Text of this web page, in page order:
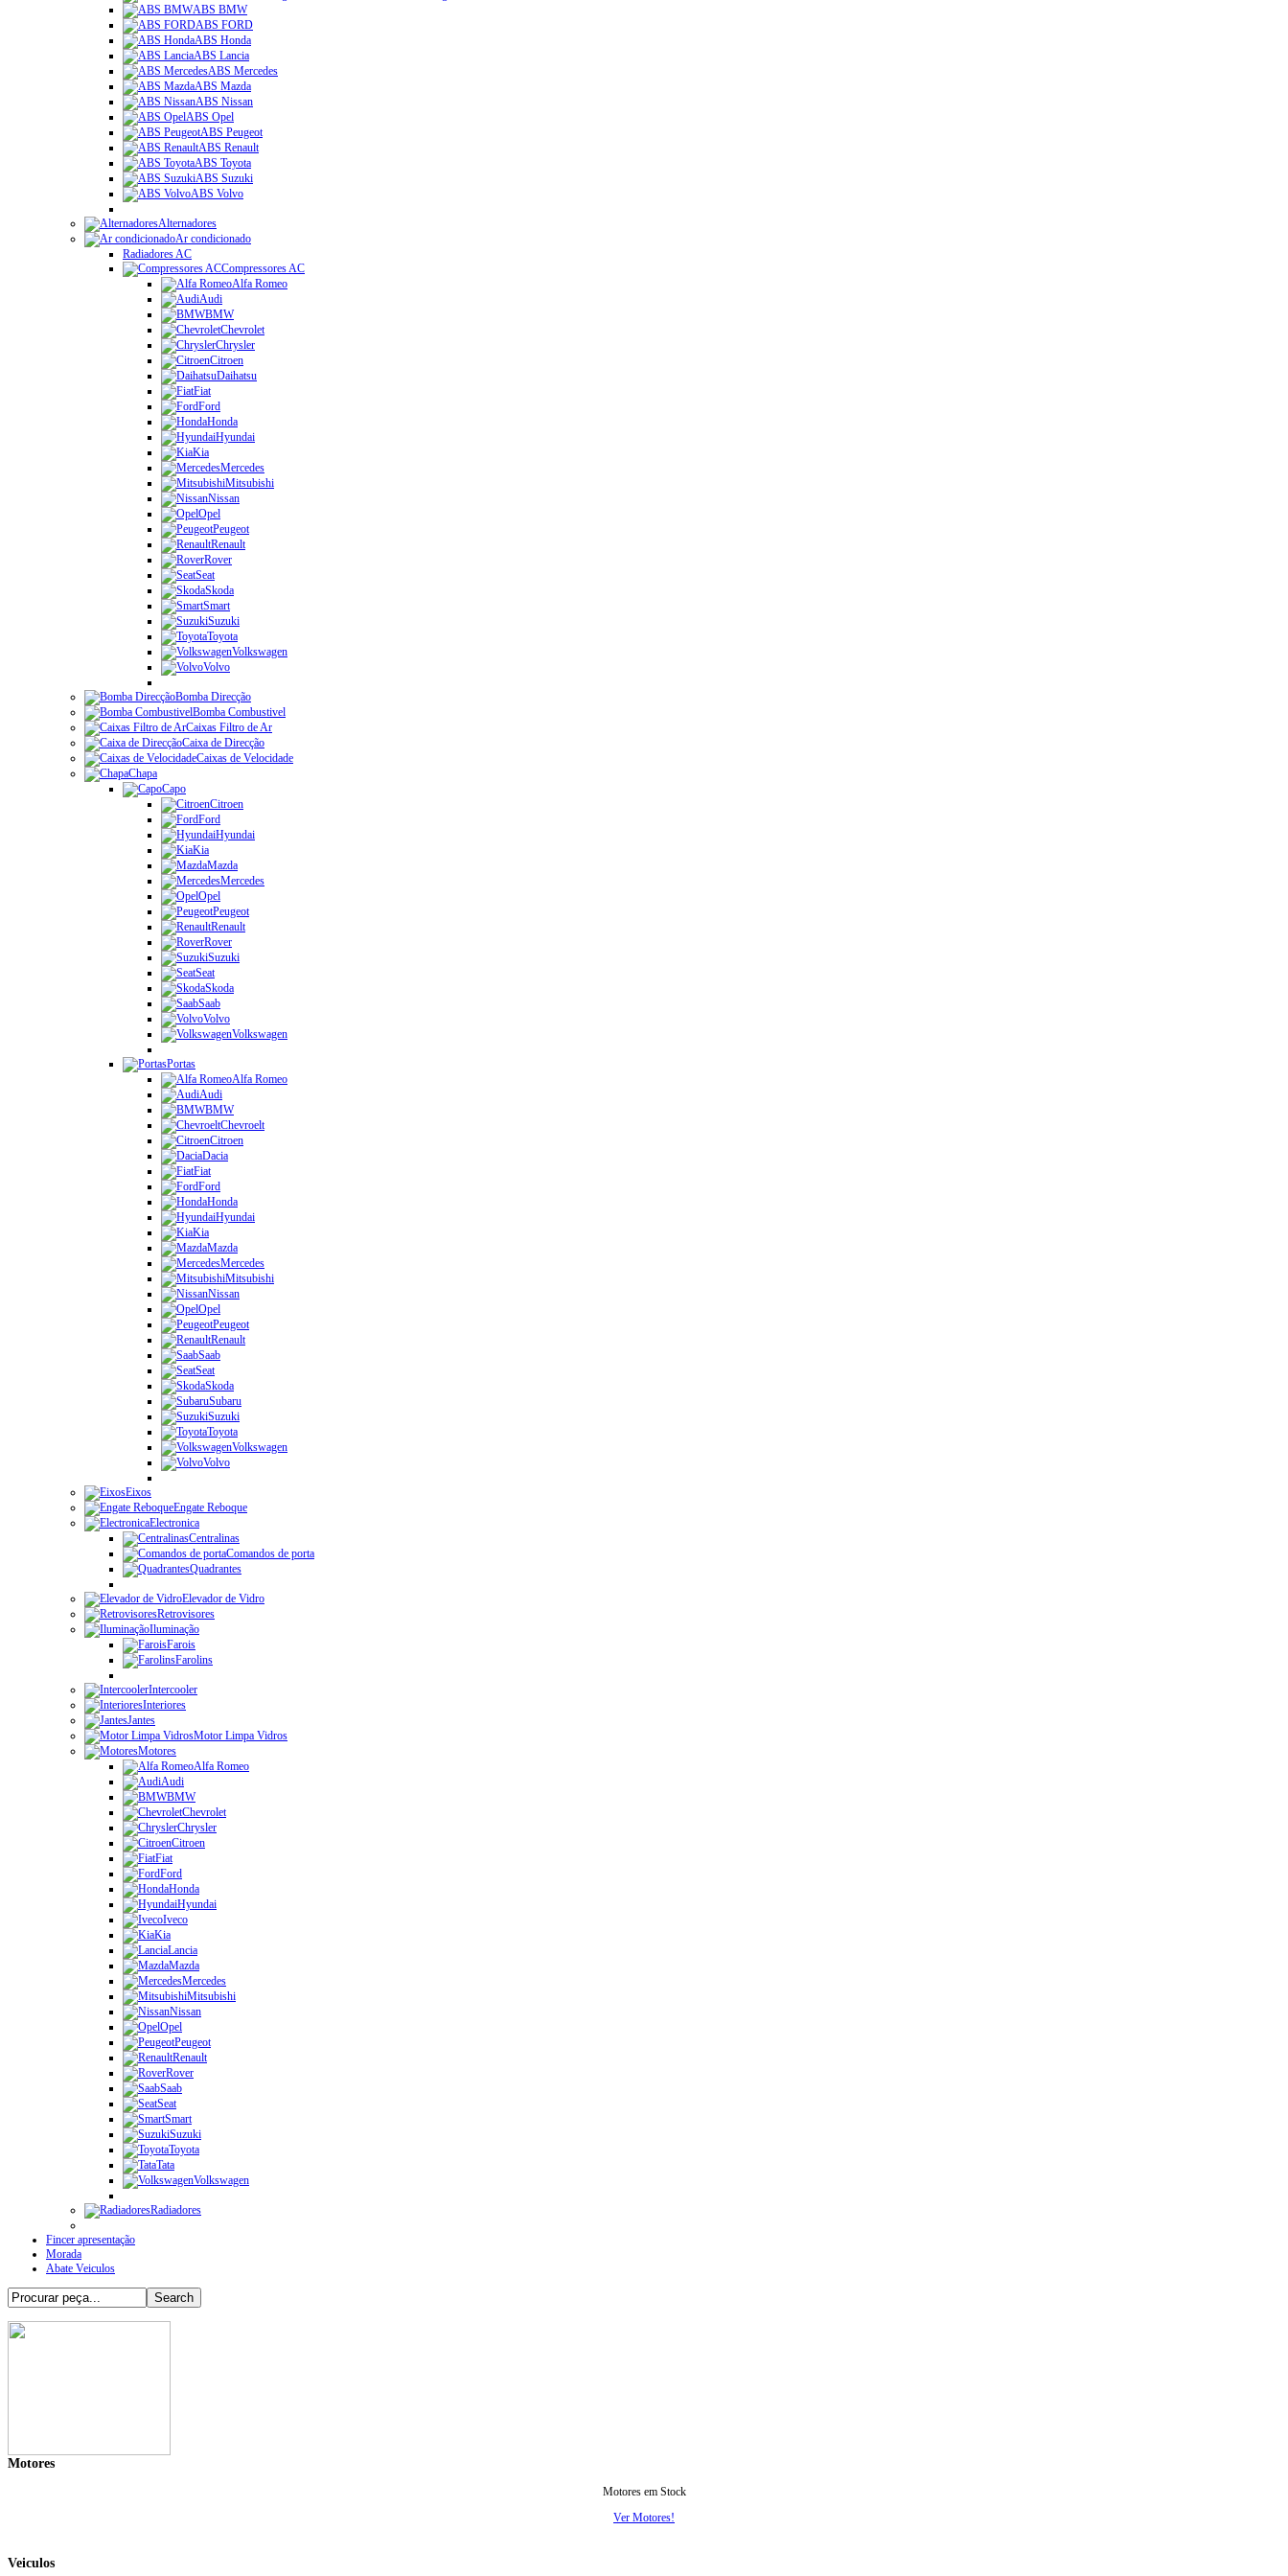
ABS BMW
ABS FORD
ABS Honda
ABS Lancia
ABS Mercedes
ABS Mazda
ABS Nissan
ABS Opel
ABS Peugeot
ABS Renault
ABS Toyota
ABS Suzuki
ABS Volvo
Alternadores
Ar condicionado
Radiadores AC
Compressores AC
Alfa Romeo
Audi
BMW
Chevrolet
Chrysler
Citroen
Daihatsu
Fiat
Ford
Honda
Hyundai
Kia
Mercedes
Mitsubishi
Nissan
Opel
Peugeot
Renault
Rover
Seat
Skoda
Smart
Suzuki
Toyota
Volkswagen
Volvo
Bomba Direcção
Bomba Combustivel
Caixas Filtro de Ar
Caixa de Direcção
Caixas de Velocidade
Chapa
Capo
Citroen
Ford
Hyundai
Kia
Mazda
Mercedes
Opel
Peugeot
Renault
Rover
Suzuki
Seat
Skoda
Saab
Volvo
Volkswagen
Portas
Alfa Romeo
Audi
BMW
Chevroelt
Citroen
Dacia
Fiat
Ford
Honda
Hyundai
Kia
Mazda
Mercedes
Mitsubishi
Nissan
Opel
Peugeot
Renault
Saab
Seat
Skoda
Subaru
Suzuki
Toyota
Volkswagen
Volvo
Eixos
Engate Reboque
Electronica
Centralinas
Comandos de porta
Quadrantes
Elevador de Vidro
Retrovisores
Iluminação
Farois
Farolins
Intercooler
Interiores
Jantes
Motor Limpa Vidros
Motores
Alfa Romeo
Audi
BMW
Chevrolet
Chrysler
Citroen
Fiat
Ford
Honda
Hyundai
Iveco
Kia
Lancia
Mazda
Mercedes
Mitsubishi
Nissan
Opel
Peugeot
Renault
Rover
Saab
Seat
Smart
Suzuki
Toyota
Tata
Volkswagen
Radiadores
Fincer apresentação
Morada
Abate Veiculos
Motores
Motores em Stock
Ver Motores!
Veiculos